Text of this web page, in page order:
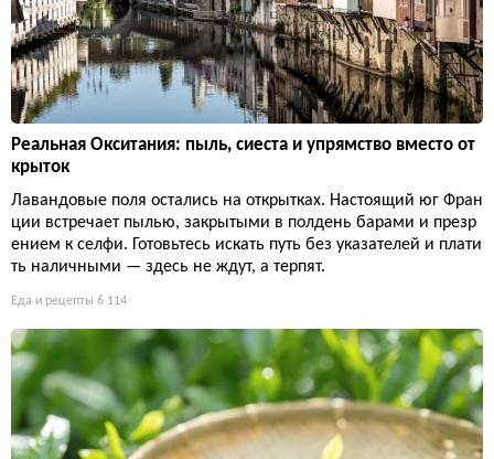
Реальная Окситания: пыль, сиеста и упрямство вместо от
крыток
Лавандовые поля остались на открытках. Настоящий юг Фран
ции встречает пылью, закрытыми в полдень барами и презр
ением к селфи. Готовьтесь искать путь без указателей и плати
ть наличными — здесь не ждут, а терпят.
Еда и рецепты 6 114